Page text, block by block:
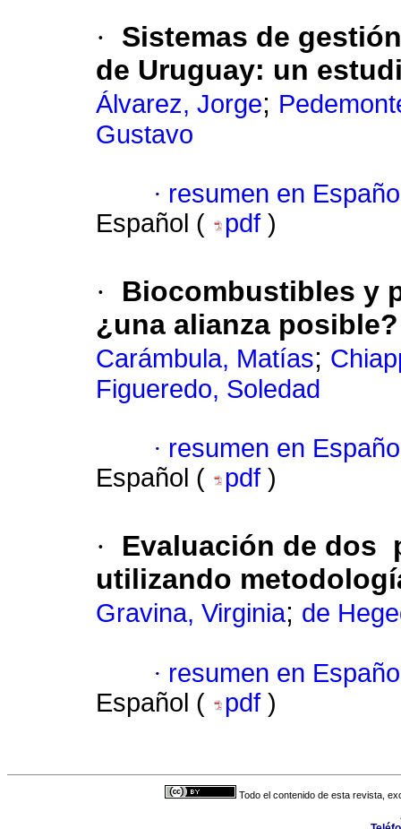
·
Sistemas de
de Uruguay: un
Álvarez, Jorge;
Gustavo
· resumen en
Español (
pdf )
·
Biocombustibles y
¿una alianza posible?
Carámbula, Matías;
Figueredo, Soledad
· resumen en
Español (
pdf )
·
Evaluación de dos
utilizando
Gravina, Virginia; de
· resumen en
Español (
pdf )
Todo el contenido de esta revista,